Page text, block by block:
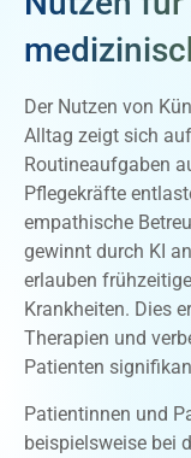
Der Nutzen von
Alltag zeigt sich
Routineaufgaben
Pflegekräfte
empathische
gewinnt durch KI
erlauben
Krankheiten. Dies
Therapien und
Patienten
Patientinnen und
beispielsweise bei